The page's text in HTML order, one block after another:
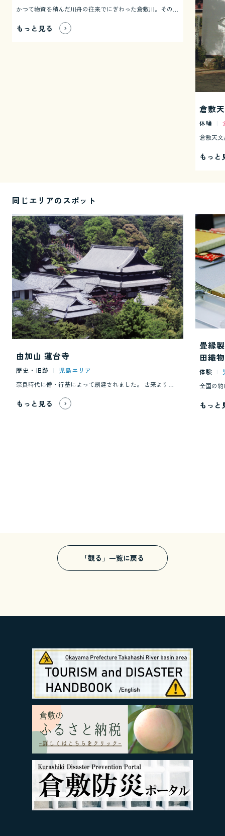
もっと見る
倉敷
体験 |
もっと
同じエリアのスポット
由加山 蓮台寺
歴史・旧跡 |
児島エリア
もっと見る
畳縁
田織
体験 |
もっと
「観る」一覧に戻る